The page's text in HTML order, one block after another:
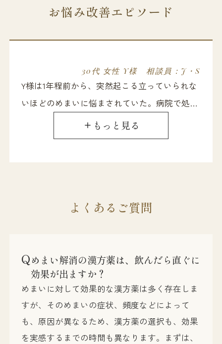
お悩み改善エピソード
30代 女性 Y様 相談員：J・S
Y様は1年程前から、突然起こる立っていられな
いほどのめまいに悩まされていた。病院で処方
された薬を服用しても改善されず、自分でネッ
トで調べた漢方薬を試したが一向に良くならな
る時間が多いことがめまいの大きな要因である
に感じていたダルさが気にならなくなった」と
報告があった。現在は「生理時に少しめまいを
感じる程度で、全くといっていいほどめまいが
気にならなくなった」とおっしゃり、その後は
肌トラブルのご相談もいただいている。
もっと見る
よくあるご質問
Qめまい解消の漢方薬は、飲んだら直ぐに
効果が出ますか？
めまいに対して効果的な漢方薬は多く存在しま
すが、そのめまいの症状、頻度などによって
も、原因が異なるため、漢方薬の選択も、効果
を実感するまでの時間も異なります。まずは、